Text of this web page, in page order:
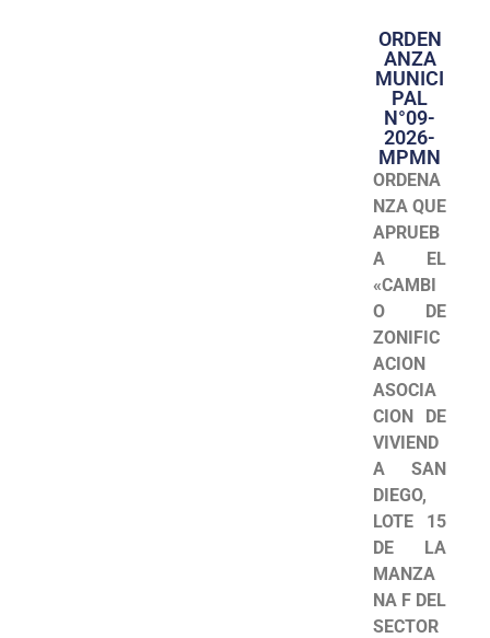
ORDEN
ANZA
MUNICI
PAL
N°09-
2026-
MPMN
ORDENA
NZA QUE
APRUEB
A EL
«CAMBI
O DE
ZONIFIC
ACION
ASOCIA
CION DE
VIVIEND
A SAN
DIEGO,
LOTE 15
DE LA
MANZA
NA F DEL
SECTOR